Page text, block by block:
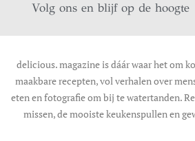
Volg ons en blijf op de hoogte
delicious. magazine is dáár waar het om
maakbare recepten, vol verhalen over
eten en fotografie om bij te watertanden.
missen, de mooiste keukenspullen en